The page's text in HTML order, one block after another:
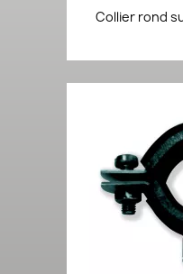
Collier rond